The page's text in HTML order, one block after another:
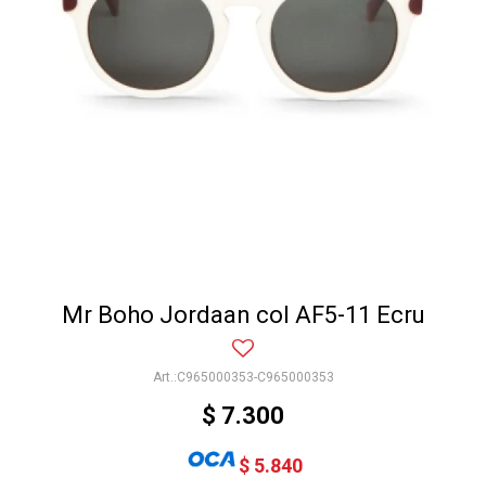
Mr Boho Jordaan col AF5-11 Ecru
C965000353-C965000353
$ 7.300
$ 5.840